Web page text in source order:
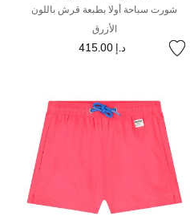
شورت سباحة أولا بطبعة قرش باللون
الأزرق
د.إ 415.00